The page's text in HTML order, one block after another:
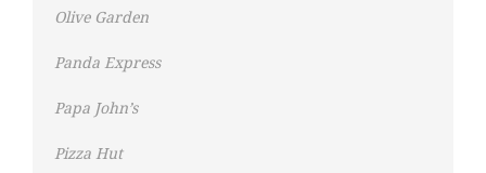
Olive Garden
Panda Express
Papa John’s
Pizza Hut